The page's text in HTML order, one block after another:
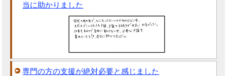
当に助かりました
専門の方の支援が絶対必要と感じました